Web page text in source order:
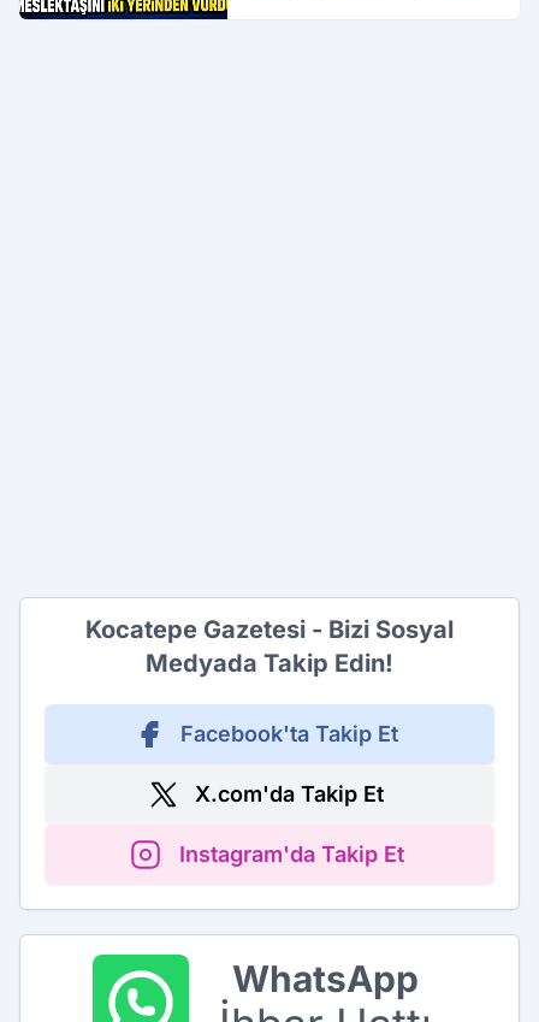
Kocatepe Gazetesi - Bizi Sosyal
Medyada Takip Edin!
Facebook'ta Takip Et
X.com'da Takip Et
Instagram'da Takip Et
WhatsApp